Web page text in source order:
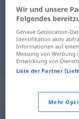
impróprio,
poucoapropriado
incapaz
Wir und unsere
Folgendes
Genaue Geolocation-
Identifikation aktiv
Informationen auf
Messung von
Entwicklung von
Liste der Partner
Mehr